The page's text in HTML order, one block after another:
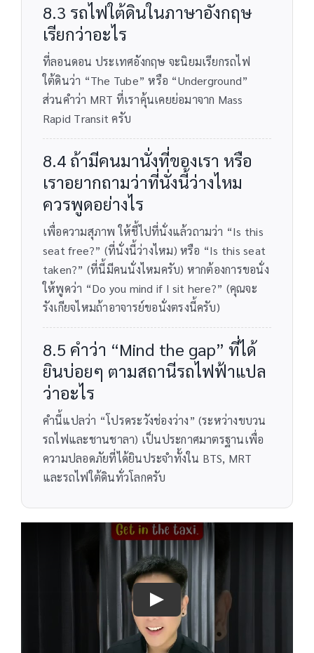
8.3 รถไฟใต้ดินในภาษาอังกฤษ
เรียกว่าอะไร
ที่ลอนดอน ประเทศอังกฤษ จะนิยมเรียกรถไฟ
ใต้ดินว่า “The Tube” หรือ “Underground”
ส่วนคำว่า MRT ที่เราคุ้นเคยย่อมาจาก Mass
Rapid Transit ครับ
8.4 ถ้ามีคนมานั่งที่ของเรา หรือ
เราอยากถามว่าที่นั่งนี้ว่างไหม
ควรพูดอย่างไร
เพื่อความสุภาพ ให้ชี้ไปที่นั่งแล้วถามว่า “Is this
seat free?” (ที่นั่งนี้ว่างไหม) หรือ “Is this seat
taken?” (ที่นี้มีคนนั่งไหมครับ) หากต้องการขอนั่ง
ให้พูดว่า “Do you mind if I sit here?” (คุณจะ
รังเกียจไหมถ้าอาจารย์ขอนั่งตรงนี้ครับ)
8.5 คำว่า “Mind the gap” ที่ได้
ยินบ่อยๆ ตามสถานีรถไฟฟ้าแปล
ว่าอะไร
คำนี้แปลว่า “โปรดระวังช่องว่าง” (ระหว่างขบวน
รถไฟและชานชาลา) เป็นประกาศมาตรฐานเพื่อ
ความปลอดภัยที่ได้ยินประจำทั้งใน BTS, MRT
และรถไฟใต้ดินทั่วโลกครับ